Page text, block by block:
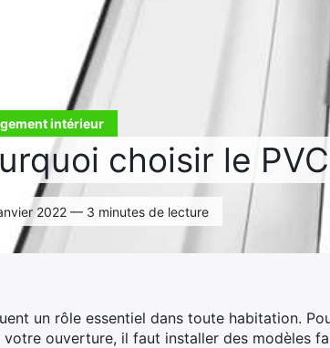
intérieur
choisir le
2022 — 3 minutes de lecture
un rôle essentiel dans toute habitation.
votre ouverture, il faut installer des modèles